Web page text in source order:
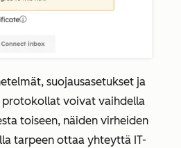
suojausasetukset ja
voivat vaihdella
toiseen, näiden virheiden
tarpeen ottaa yhteyttä IT-